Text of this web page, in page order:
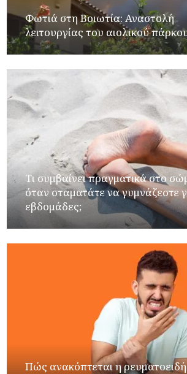
Φωτιά στη Βοιωτία: Αναστολή
λειτουργίας του αιολικού
Τι συμβαίνει πραγματικά στο
όταν σταματάτε να γυμνάζεστε
εβδομάδες;
Πώς ανακόπτεται η